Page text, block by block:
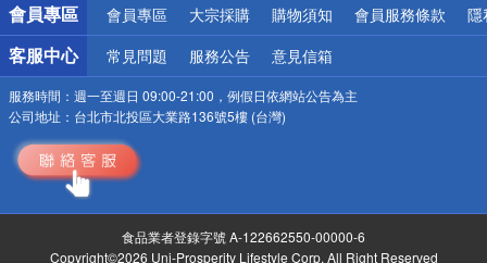
會員專區 會員專區 大宗採購 購物須知 會員服務條款 隱
客服中心 常見問題 服務公告 意見信箱
服務時間： 週一至週日 09:00-21:00，例假日依網站公告為主
公司地址： 台北市北投區大業路136號5樓 (台灣)
食品業者登錄字號 A-122662550-00000-6
Copyright©2026 Uni-Prosperity Lifestyle Corp. All Right Reserved